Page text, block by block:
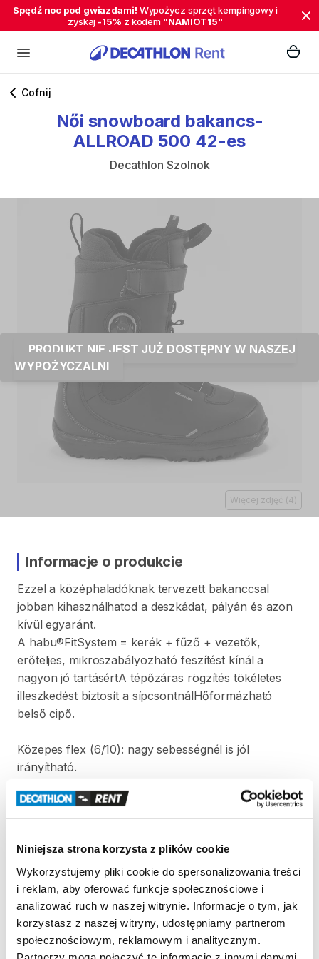
Niniejsza strona korzysta z plików cookie
Wykorzystujemy pliki cookie do spersonalizowania treści
i reklam, aby oferować funkcje społecznościowe i
analizować ruch w naszej witrynie. Informacje o tym, jak
korzystasz z naszej witryny, udostępniamy partnerom
społecznościowym, reklamowym i analitycznym.
Spędź noc pod gwiazdami! Wypożycz sprzęt kempingowy i
zyskaj -15% z kodem "NAMIOT15"
Cofnij
Női snowboard bakancs-
ALLROAD 500 42-es
Decathlon Szolnok
PRODUKT NIE JEST JUŻ DOSTĘPNY W NASZEJ
WYPOŻYCZALNI
Więcej zdjęć (4 )
Informacje o produkcie
Ezzel a középhaladóknak tervezett bakanccsal
jobban kihasználhatod a deszkádat​,​ pályán és azon
kívül egyaránt.
A habu®FitSystem = kerék + fűző + vezetők​,​
erőteljes​,​ mikroszabályozható feszítést kínál a
nagyon jó tartásértA tépőzáras rögzítés tökéletes
illeszkedést biztosít a sípcsontnálHőformázható
belső cipő.
Közepes flex (6​/​10): nagy sebességnél is jól
irányítható.
10 mm vastag szivacs a lábat
nagy sebességnél is.
ütéscsillapító és hőszigetelő.
Kétzónás rögzítés: habu®FitSystem mikroállításokkal
és tépőzárral a lábszáron.
Ultralight mélyen barázdált talpa jó tapadást biztosít
bármilyen havon.